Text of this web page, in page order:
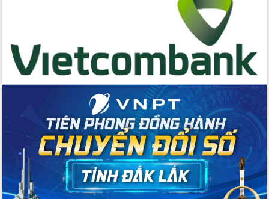
Chuyển đổi số thư viện: Mở rộng
không gian tri thức trong thời đại số
Đánh giá, rút kinh nghiệm công tác tổ
chức diễn tập trước ngày bầu cử
Chương trình “Gặp gỡ hữu nghị –
Friendship Meeting New Year 2026”
Bầu cử Quốc hội và HĐND: Cử tri Đắk
Lắk gửi gắm niềm tin, kỳ vọng vào lá
phiếu
Đắk Lắk sẵn sàng các điều kiện cho
Ngày hội bầu cử đại biểu Quốc hội
khóa XVI và HĐND các cấp nhiệm kỳ